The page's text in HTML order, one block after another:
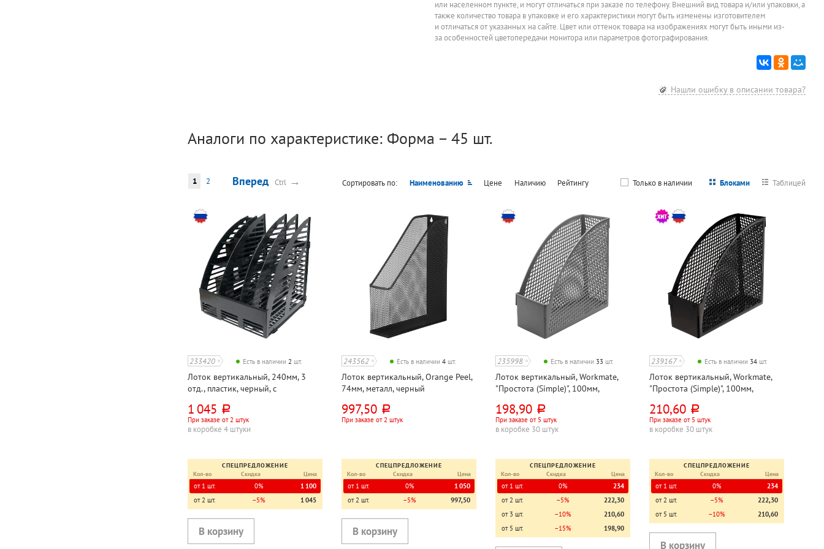
или населенном пункте, и могут отличаться при заказе по телефону. Внешний вид товара и/или упаковки, а
также количество товара в упаковке и его характеристики могут быть изменены изготовителем
и отличаться от указанных на сайте. Цвет или оттенок товара на изображениях могут быть иными из-
за особенностей цветопередачи монитора или параметров фотографирования.
Нашли ошибку в описании товара?
Аналоги по характеристике: Форма – 45 шт.
Вперед Ctrl →
1 2 Сортировать по: Наименованию Цене Наличию Рейтингу Только в наличии Блоками Таблицей
233420 Есть в наличии2 шт.
Лоток вертикальный, 240мм, 3
отд., пластик, черный, с
1 045 руб.
При заказе от 2 штук
в коробке 4 штуки
СПЕЦПРЕДЛОЖЕНИЕ
Кол-во
Скидка Цена
от 1 шт. 0%
1 100
от 2 шт.
−5% 1 045
243562 Есть в наличии4 шт.
Лоток вертикальный, Orange Peel,
74мм, металл, черный
997,50 руб.
При заказе от 2 штук
СПЕЦПРЕДЛОЖЕНИЕ
Кол-во
Скидка Цена
от 1 шт. 0%
1 050
от 2 шт.
−5% 997,50
235998 Есть в наличии 33 шт.
Лоток вертикальный, Workmate,
"Простота (Simple)", 100мм,
198,90 руб.
При заказе от 5 штук
в коробке 30 штук
СПЕЦПРЕДЛОЖЕНИЕ
Кол-во
Скидка Цена
от 1 шт. 0%
234
от 2 шт.
−5%
222,30
от 3 шт.
−10%
210,60
от 5 шт.
−15% 198,90
239167 Есть в наличии 34 шт.
Лоток вертикальный, Workmate,
"Простота (Simple)", 100мм,
210,60 руб.
При заказе от 5 штук
в коробке 30 штук
СПЕЦПРЕДЛОЖЕНИЕ
Кол-во
Скидка Цена
от 1 шт. 0%
234
от 2 шт.
−5%
222,30
от 5 шт.
−10% 210,60